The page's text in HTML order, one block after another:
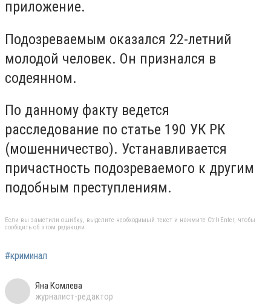
приложение.
Подозреваемым оказался 22-летний
молодой человек. Он признался в
содеянном.
По данному факту ведется
расследование по статье 190 УК РК
(мошенничество). Устанавливается
причастность подозреваемого к другим
подобным преступлениям.
Если вы заметили ошибку, выделите необходимый текст и нажмите Ctrl+Enter, чтобы
сообщить об этом редакции
#криминал
Яна Комлева
журналист-редактор